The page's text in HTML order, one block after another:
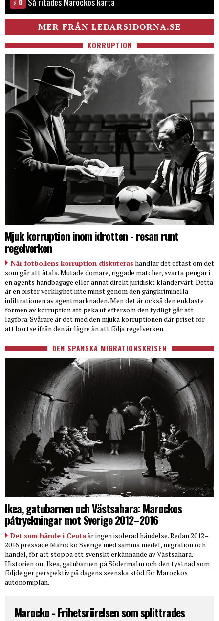
0
MER FRÅN LEDARSIDORNA.SE
KORRUPTION
Mjuk korruption inom idrotten - resan runt
regelverken
När fotbollens korruption diskuteras handlar det oftast om det
som går att åtala. Mutade domare, riggade matcher, svarta pengar i
en agents handbagage eller annat direkt juridiskt klandervärt. Detta
är en bister verklighet inte minst genom den gängkriminella
infiltrationen av agentmarknaden. Men det är också den enklaste
formen av korruption att peka ut eftersom den tydligt går att
lagföra. Svårare är det med den mjuka korruptionen där priset för
att bortse ifrån den är lägre än att följa regelverken.
DEN SPANSKA MIGRATIONSKRISEN
Ikea, gatubarnen och Västsahara: Marockos
påtryckningar mot Sverige 2012–2016
Det som hände i Ceutaär ingen isolerad händelse. Redan 2012–
2016 pressade Marocko Sverige med samma medel, migration och
handel, för att stoppa ett svenskt erkännande av Västsahara.
Historien om Ikea, gatubarnen på Södermalm och den tystnad som
följde ger perspektiv på dagens svenska stöd för Marockos
autonomiplan.
Marocko - Frihetsrörelsen som splittrades